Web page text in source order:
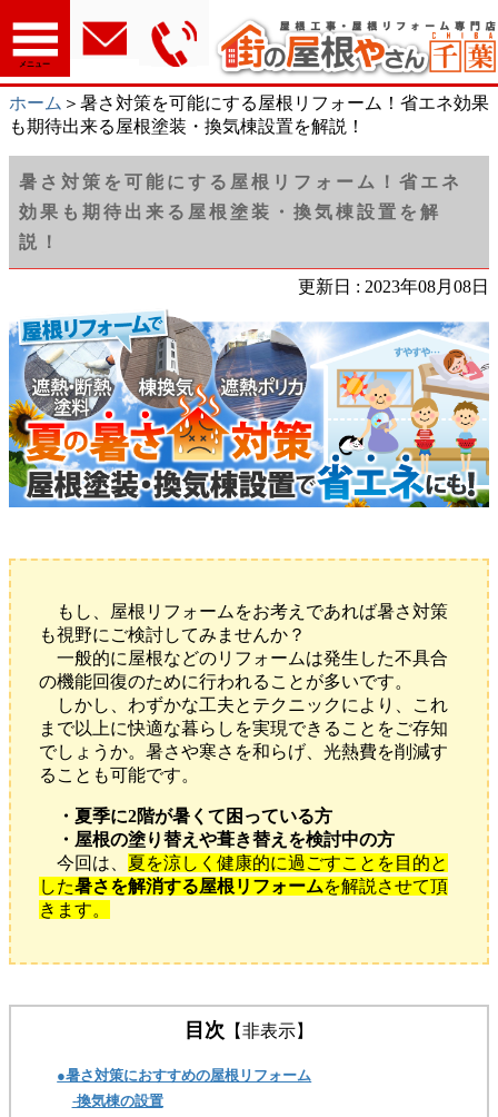
メニュー
ホーム ＞暑さ対策を可能にする屋根リフォーム！省エネ効果
も期待出来る屋根塗装・換気棟設置を解説！
暑さ対策を可能にする屋根リフォーム！省エネ
効果も期待出来る屋根塗装・換気棟設置を解
説！
更新日 : 2023年08月08日
もし、屋根リフォームをお考えであれば暑さ対策
も視野にご検討してみませんか？
一般的に屋根などのリフォームは発生した不具合
の機能回復のために行われることが多いです。
しかし、わずかな工夫とテクニックにより、これ
まで以上に快適な暮らしを実現できることをご存知
でしょうか。暑さや寒さを和らげ、光熱費を削減す
ることも可能です。
・夏季に2階が暑くて困っている方
・屋根の塗り替えや葺き替えを検討中の方
今回は、 夏を涼しく健康的に過ごすことを目的と
した暑さを解消する屋根リフォームを解説させて頂
きます。
目次 【非表示】
●暑さ対策におすすめの屋根リフォーム
-換気棟の設置